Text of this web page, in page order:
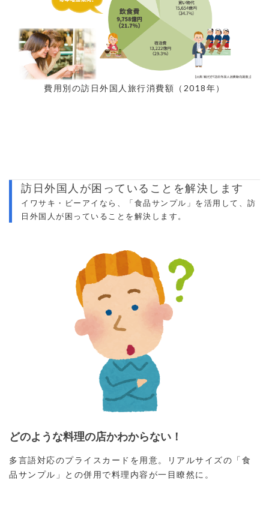
費用別の訪日外国人旅行消費額（2018年）
訪日外国人が困っていることを解決します
イワサキ・ビーアイなら、「食品サンプル」を活用して、訪
日外国人が困っていることを解決します。
どのような料理の店かわからない！
多言語対応のプライスカードを用意。リアルサイズの「食
品サンプル」との併用で料理内容が一目瞭然に。